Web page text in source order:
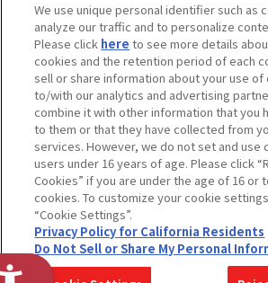
採用情報
サステナビリティ
お問い合わせ
ウェブサイトご利用条件 ソーシャルメディアポリシー
個人情報及び特定個人情報等の取り扱いに関する保
Do Not Sell or Share My Personal Information著作権
カスタマーハラスメントに対する基本的な対応方針
We use unique personal identifier such as
analyze our traffic and to personalize
Please click here to see more details
cookies and the retention period of each
sell or share information about your use
to/with our analytics and advertising
combine it with other information that you
to them or that they have collected from
services. However, we do not set and use
users under 16 years of age. Please click
Cookies” if you are under the age of 16 or
cookies. To customize your cookie
“Cookie Settings”.
Privacy Policy for California Residents
Do Not Sell or Share My Personal